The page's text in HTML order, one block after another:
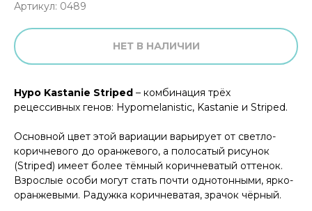
Артикул: 0489
НЕТ В НАЛИЧИИ
Hypo Kastanie Striped – комбинация трёх
рецессивных генов: Hypomelanistic, Kastanie и Striped.
Основной цвет этой вариации варьирует от светло-
коричневого до оранжевого, а полосатый рисунок
(Striped) имеет более тёмный коричневатый оттенок.
Взрослые особи могут стать почти однотонными, ярко-
оранжевыми. Радужка коричневатая, зрачок чёрный.